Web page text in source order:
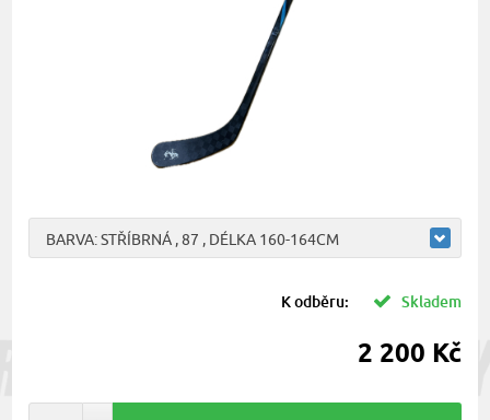
BARVA: STŘÍBRNÁ , 87 , DÉLKA 160-164CM
K odběru: Skladem
2 200 Kč